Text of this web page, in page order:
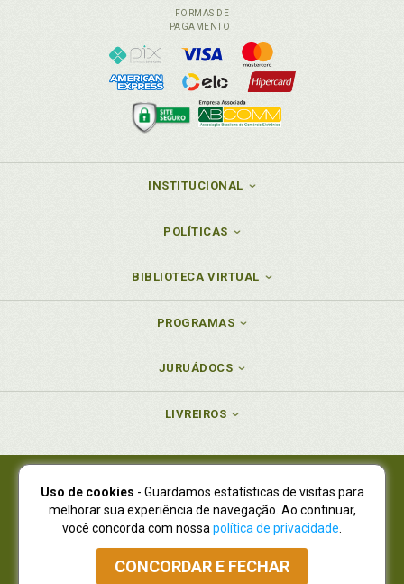
FORMAS DE
PAGAMENTO
INSTITUCIONAL
POLÍTICAS
BIBLIOTECA VIRTUAL
PROGRAMAS
JURUÁDOCS
LIVREIROS
Juruá Editora Ltda., CNPJ 77.535.508/0001-19
Juruá Informática Ltda., CNPJ 01.701.561/0001-80
NOVO ENDEREÇO:R. Flávio Dallegrave, 7665, São Lourenço |
Curitiba - Paraná - CEP 82210-310
Atendimento: (41) 4009-3900|Vendas Atacado: (41) 4009-3939
Uso de cookies - Guardamos estatísticas de visitas para
melhorar sua experiência de navegação. Ao continuar,
você concorda com nossa política de privacidade
CONCORDAR E FECHAR